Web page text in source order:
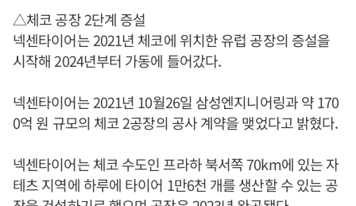
△체코 공장 2단계 증설
넥센타이어는 2021년 체코에 위치한 유럽 공장의 증설을
시작해 2024년부터 가동에 들어갔다.
넥센타이어는 2021년 10월26일 삼성엔지니어링과 약 170
0억 원 규모의 체코 2공장의 공사 계약을 맺었다고 밝혔다.
넥센타이어는 체코 수도인 프라하 북서쪽 70km에 있는 자
테츠 지역에 하루에 타이어 1만6천 개를 생산할 수 있는 공